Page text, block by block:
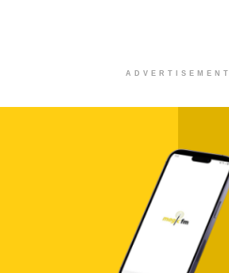
ADVERTISEMENT